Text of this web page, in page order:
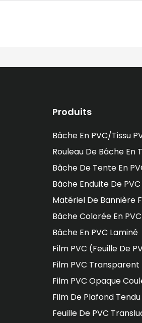
Produits
Bâche En PVC/tissu
Rouleau De Bâche En
Bâche De Tente En
Bâche Enduite De PVC
Matériel De Bannière
Bâche Colorée En PVC
Bâche En PVC Laminé
Film PVC (feuille De
Film PVC Transparent
Film PVC Opaque
Film De Plafond Tendu
Feuille De PVC